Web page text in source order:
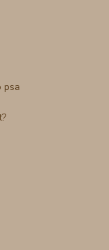
psa